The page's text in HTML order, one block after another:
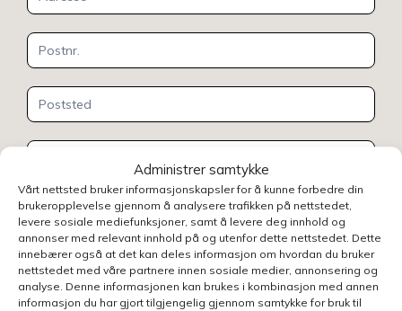
Administrer samtykke
Vårt nettsted bruker informasjonskapsler for å kunne forbedre din
brukeropplevelse gjennom å analysere trafikken på nettstedet,
levere sosiale mediefunksjoner, samt å levere deg innhold og
annonser med relevant innhold på og utenfor dette nettstedet. Dette
innebærer også at det kan deles informasjon om hvordan du bruker
nettstedet med våre partnere innen sosiale medier, annonsering og
analyse. Denne informasjonen kan brukes i kombinasjon med annen
informasjon du har gjort tilgjengelig gjennom samtykke for bruk til